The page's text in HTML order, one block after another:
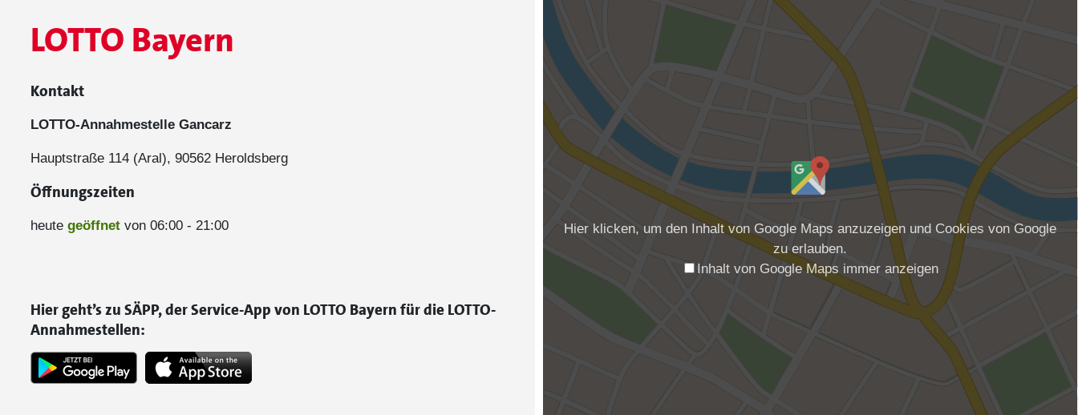
LOTTO Bayern
Kontakt
LOTTO-Annahmestelle Gancarz
Hauptstraße 114 (Aral), 90562 Heroldsberg
Öffnungszeiten
heute geöffnet von 06:00 - 21:00
Hier geht’s zu SÄPP, der Service-App von LOTTO Bayern für die LOTTO-
Annahmestellen:
Hier klicken, um den Inhalt von Google Maps anzuzeigen und Cookies von Google
zu erlauben.
Inhalt von Google Maps immer anzeigen